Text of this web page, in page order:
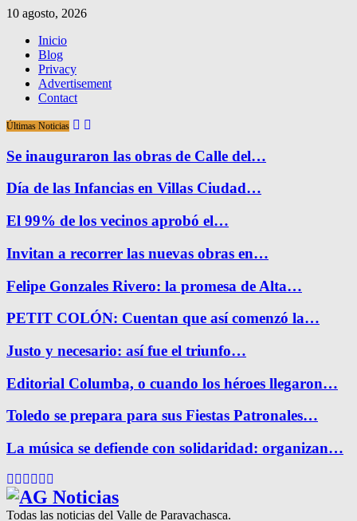
10 agosto, 2026
Inicio
Blog
Privacy
Advertisement
Contact
Últimas Noticias
Se inauguraron las obras de Calle del…
Día de las Infancias en Villas Ciudad…
El 99% de los vecinos aprobó el…
Invitan a recorrer las nuevas obras en…
Felipe Gonzales Rivero: la promesa de Alta…
PETIT COLÓN: Cuentan que así comenzó la…
Justo y necesario: así fue el triunfo…
Editorial Columba, o cuando los héroes llegaron…
Toledo se prepara para sus Fiestas Patronales…
La música se defiende con solidaridad: organizan…
Facebook
Twitter
Instagram
Pinterest
Google
Todas las noticias del Valle de Paravachasca.